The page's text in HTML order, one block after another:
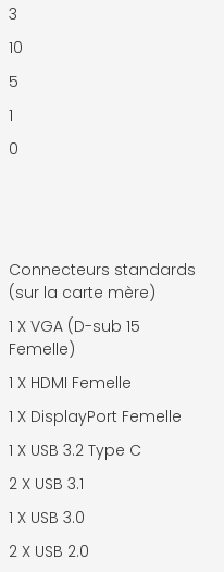
3
10
5
1
0
Connecteurs standards
(sur la carte mère)
1 X VGA (D-sub 15
Femelle)
1 X HDMI Femelle
1 X DisplayPort Femelle
1 X USB 3.2 Type C
2 X USB 3.1
1 X USB 3.0
2 X USB 2.0